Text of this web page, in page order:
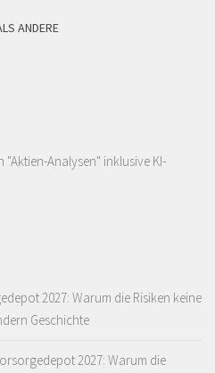
ANDERE
"Aktien-Analysen" inklusive KI-
2027: Warum die Risiken keine
Geschichte
2027: Warum die